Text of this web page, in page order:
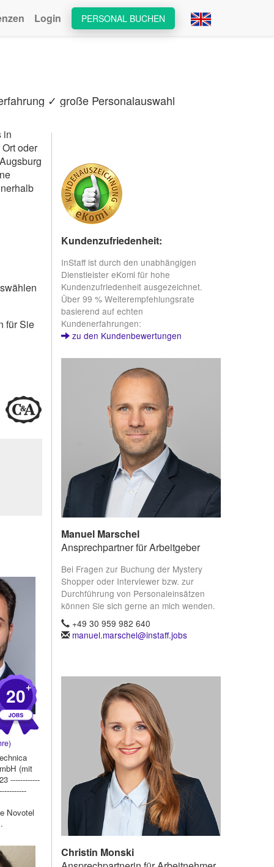
PERSONAL BUCHEN
Login
✓ große Personalauswahl
in
oder
für Sie
20+
(mit
------------
Novotel
Kundenzufriedenheit:
InStaff ist durch den unabhängigen
Dienstleister eKomi für hohe
Kundenzufriedenheit ausgezeichnet.
Über 99 % Weiterempfehlungsrate
basierend auf echten
Kundenerfahrungen:
zu den Kundenbewertungen
Manuel Marschel
Ansprechpartner für Arbeitgeber
Bei Fragen zur Buchung der Mystery
Shopper oder Interviewer bzw. zur
Durchführung von Personaleinsätzen
können Sie sich gerne an mich wenden.
+49 30 959 982 640
manuel.marschel@instaff.jobs
Christin Monski